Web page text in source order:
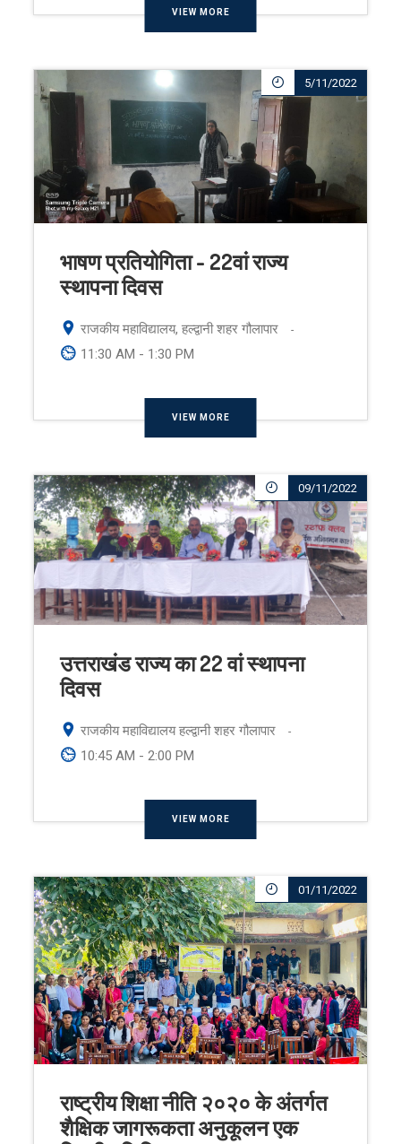
VIEW MORE
5/11/2022
भाषण प्रतियोगिता - 22वां राज्य
स्थापना दिवस
राजकीय महाविद्यालय, हल्द्वानी शहर गौलापार -
11:30 AM - 1:30 PM
VIEW MORE
09/11/2022
उत्तराखंड राज्य का 22 वां स्थापना
दिवस
राजकीय महाविद्यालय हल्द्वानी शहर गौलापार -
10:45 AM - 2:00 PM
VIEW MORE
01/11/2022
राष्ट्रीय शिक्षा नीति २०२० के अंतर्गत
शैक्षिक जागरूकता अनुकूलन एक